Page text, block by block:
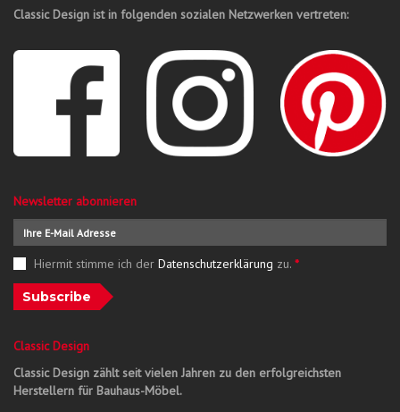
Classic Design ist in folgenden sozialen Netzwerken vertreten:
Newsletter abonnieren
Hiermit stimme ich der Datenschutzerklärung zu. *
Subscribe
Classic Design
Classic Design zählt seit vielen Jahren zu den erfolgreichsten
Herstellern für Bauhaus-Möbel.